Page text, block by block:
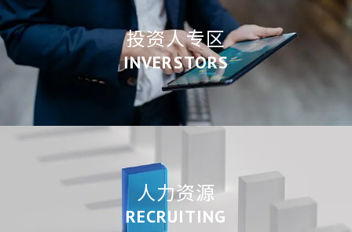
投资人专区
INVERSTORS
人力资源
RECRUITING